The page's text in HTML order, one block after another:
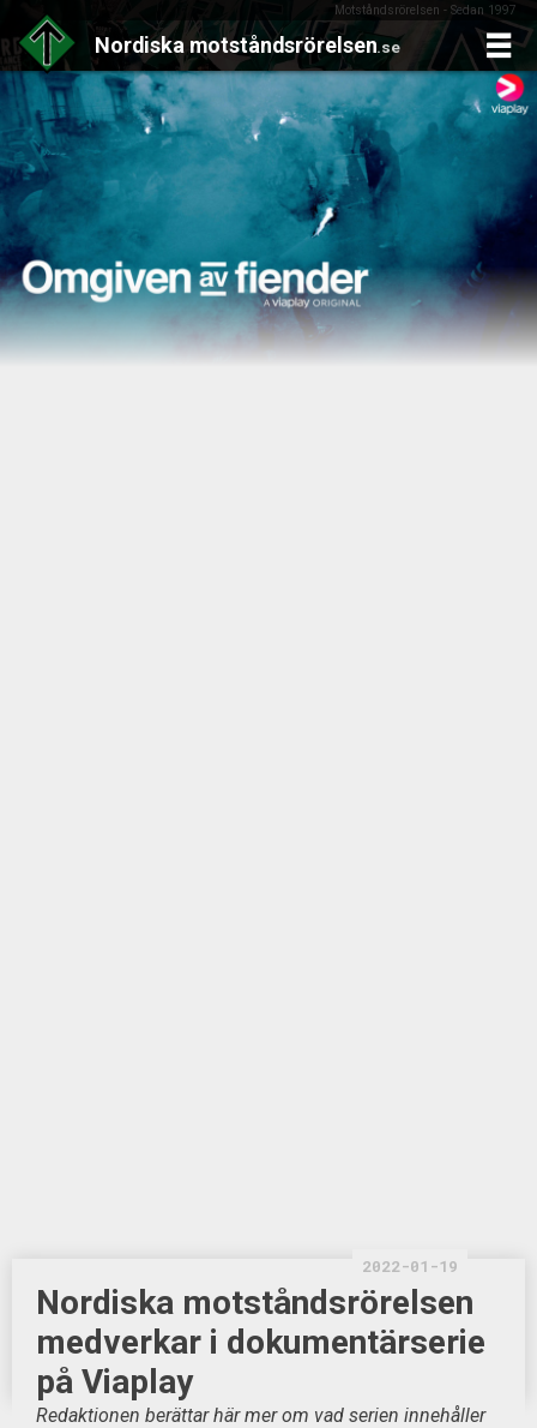
Motståndsrörelsen - Sedan 1997
Nordiska motståndsrörelsen.se
Skip
to
content
2022-01-19
Nordiska motståndsrörelsen
medverkar i dokumentärserie
på Viaplay
Redaktionen berättar här mer om vad serien innehåller